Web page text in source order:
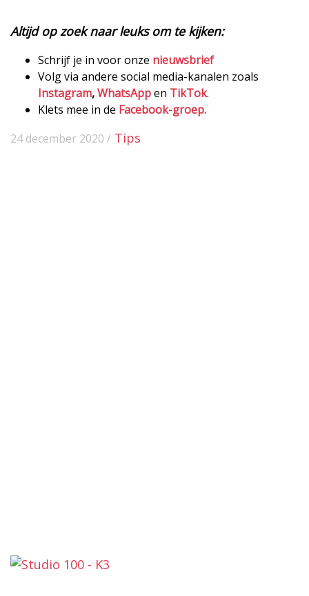
Altijd op zoek naar leuks om te kijken:
Schrijf je in voor onze nieuwsbrief
Volg via andere social media-kanalen zoals
Instagram,WhatsAppen TikTok.
Klets mee in de Facebook-groep.
24 december 2020 / Tips